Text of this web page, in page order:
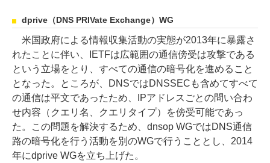
dprive（DNS PRIVate Exchange）WG
米国政府による情報収集活動の実態が2013年に暴露さ
れたことに伴い、IETFは広範囲の通信傍受は攻撃である
という立場をとり、すべての通信の暗号化を進めること
となった。ところが、DNSではDNSSECも含めてすべて
の通信は平文であったため、IPアドレスごとの問い合わ
せ内容（クエリ名、クエリタイプ）を傍受可能であっ
た。この問題を解決するため、dnsop WGではDNS通信
路の暗号化を行う活動を別のWGで行うこととし、2014
年にdprive WGを立ち上げた。